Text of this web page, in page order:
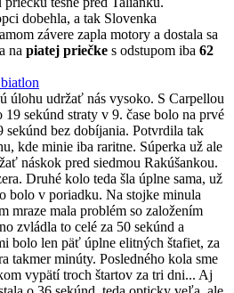
dobehla, a tak Slovenka
závere zapla motory a dostala sa
na piatej priečke s odstupom iba 62
úlohu udržať nás vysoko. S Carpellou
sekúnd straty v 9. čase bolo na prvé
bez dobíjania. Potvrdila tak
kde minie iba raritne. Súperka už ale
náskok pred siedmou Rakúšankou.
Druhé kolo teda šla úplne sama, už
bolo v poriadku. Na stojke minula
mraze mala problém so založením
zvládla to celé za 50 sekúnd a
bolo len päť úplne elitných štafiet, za
takmer minúty. Posledného kola sme
vypätí troch štartov za tri dni... Aj